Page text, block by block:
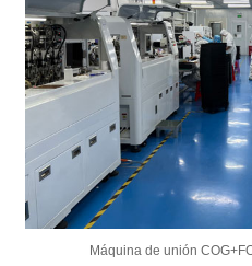
Máquina de unión